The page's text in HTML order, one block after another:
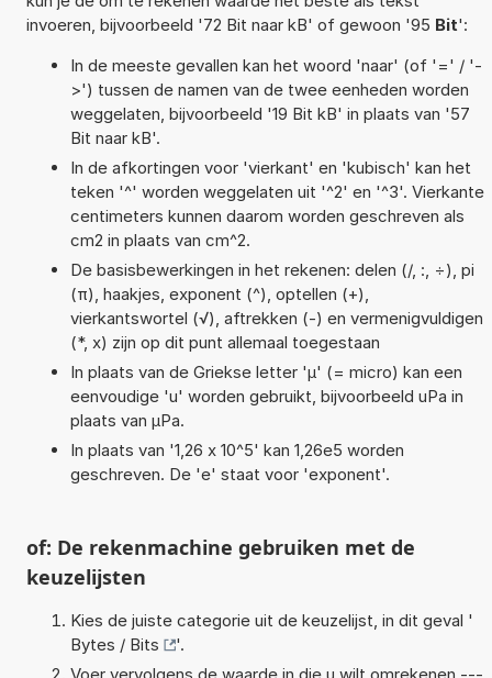
invoeren, bijvoorbeeld '72 Bit naar kB' of gewoon '95 Bit':
In de meeste gevallen kan het woord 'naar' (of '=' / '-
>') tussen de namen van de twee eenheden worden
weggelaten, bijvoorbeeld '19 Bit kB' in plaats van '57
Bit naar kB'.
In de afkortingen voor 'vierkant' en 'kubisch' kan het
teken '^' worden weggelaten uit '^2' en '^3'. Vierkante
centimeters kunnen daarom worden geschreven als
cm2 in plaats van cm^2.
De basisbewerkingen in het rekenen: delen (/, :, ÷), pi
(π), haakjes, exponent (^), optellen (+),
vierkantswortel (√), aftrekken (-) en vermenigvuldigen
(*, x) zijn op dit punt allemaal toegestaan
In plaats van de Griekse letter 'µ' (= micro) kan een
eenvoudige 'u' worden gebruikt, bijvoorbeeld uPa in
plaats van µPa.
In plaats van '1,26 x 10^5' kan 1,26e5 worden
geschreven. De 'e' staat voor 'exponent'.
of: De rekenmachine gebruiken met de
keuzelijsten
Kies de juiste categorie uit de keuzelijst, in dit geval '
Bytes / Bits
'.
Voer vervolgens de waarde in die u wilt omrekenen ---